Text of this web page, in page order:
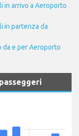
in arrivo a Aeroporto
in partenza da
da e per Aeroporto